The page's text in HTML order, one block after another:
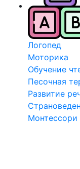
Логопед
Моторика
Обучение
Песочная
Развитие
Монтессори